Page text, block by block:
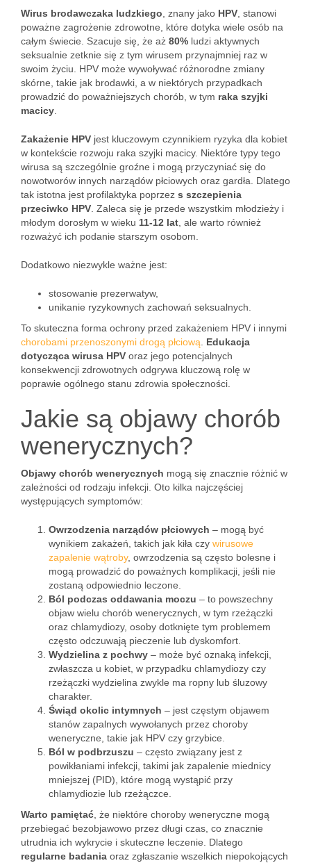
Wirus brodawczaka ludzkiego , znany jako HPV , stanowi
poważne zagrożenie zdrowotne, które dotyka wiele osób na
całym świecie. Szacuje się, że aż 80% ludzi aktywnych
seksualnie zetknie się z tym wirusem przynajmniej raz w
swoim życiu. HPV może wywoływać różnorodne zmiany
skórne, takie jak brodawki, a w niektórych przypadkach
prowadzić do poważniejszych chorób, w tym raka szyjki
macicy
Zakażenie HPV jest kluczowym czynnikiem ryzyka dla kobiet
w kontekście rozwoju raka szyjki macicy. Niektóre typy tego
wirusa są szczególnie groźne i mogą przyczyniać się do
nowotworów innych narządów płciowych oraz gardła. Dlatego
tak istotna jest profilaktyka poprzez s szczepienia
przeciwko HPV . Zaleca się je przede wszystkim młodzieży i
młodym dorosłym w wieku 11-12 lat , ale warto również
rozważyć ich podanie starszym osobom.
Dodatkowo niezwykle ważne jest:
stosowanie prezerwatyw,
unikanie ryzykownych zachowań seksualnych.
To skuteczna forma ochrony przed zakażeniem HPV i innymi
chorobami przenoszonymi drogą płciową
Edukacja
dotycząca wirusa HPV oraz jego potencjalnych
konsekwencji zdrowotnych odgrywa kluczową rolę w
poprawie ogólnego stanu zdrowia społeczności.
Jakie są objawy chorób
wenerycznych?
Objawy chorób wenerycznych mogą się znacznie różnić w
zależności od rodzaju infekcji. Oto kilka najczęściej
występujących symptomów:
Owrzodzenia narządów płciowych – mogą być
wynikiem zakażeń, takich jak kiła czy wirusowe
zapalenie wątroby, owrzodzenia są często bolesne i
mogą prowadzić do poważnych komplikacji, jeśli nie
zostaną odpowiednio leczone.
Ból podczas oddawania moczu – to powszechny
objaw wielu chorób wenerycznych, w tym rzeżączki
oraz chlamydiozy, osoby dotknięte tym problemem
często odczuwają pieczenie lub dyskomfort.
Wydzielina z pochwy – może być oznaką infekcji,
zwłaszcza u kobiet, w przypadku chlamydiozy czy
rzeżączki wydzielina zwykle ma ropny lub śluzowy
charakter.
Świąd okolic intymnych – jest częstym objawem
stanów zapalnych wywołanych przez choroby
weneryczne, takie jak HPV czy grzybice.
Ból w podbrzuszu – często związany jest z
powikłaniami infekcji, takimi jak zapalenie miednicy
mniejszej (PID), które mogą wystąpić przy
chlamydiozie lub rzeżączce.
Warto pamiętać , że niektóre choroby weneryczne mogą
przebiegać bezobjawowo przez długi czas, co znacznie
utrudnia ich wykrycie i skuteczne leczenie. Dlatego
regularne badania oraz zgłaszanie wszelkich niepokojących